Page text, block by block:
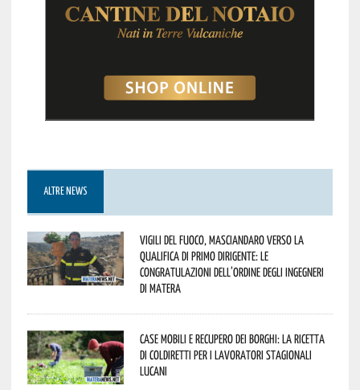
ALTRE NEWS
Vigili del Fuoco, Masciandaro verso la
qualifica di Primo Dirigente: le
congratulazioni dell’Ordine degli Ingegneri
di Matera
Case mobili e recupero dei borghi: la ricetta
di Coldiretti per i lavoratori stagionali
lucani